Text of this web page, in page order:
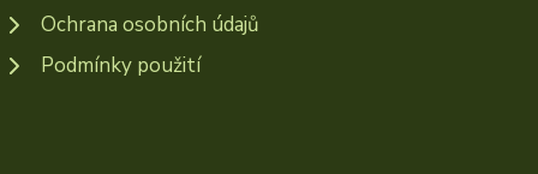
Ochrana osobních údajů
Podmínky použití